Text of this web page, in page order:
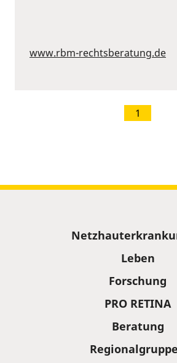
www.rbm-rechtsberatung.de
1
Leben
Forschung
PRO RETINA
Beratung